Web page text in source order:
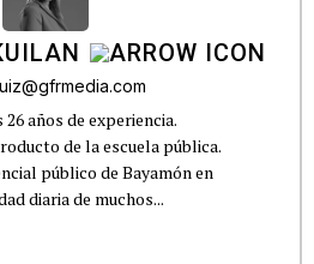
años de experiencia.
de la escuela pública.
público de Bayamón en
diaria de muchos...